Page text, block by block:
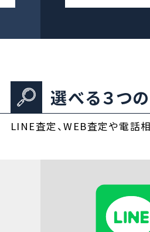
選べる３つ
LINE査定、WEB査定や電話相